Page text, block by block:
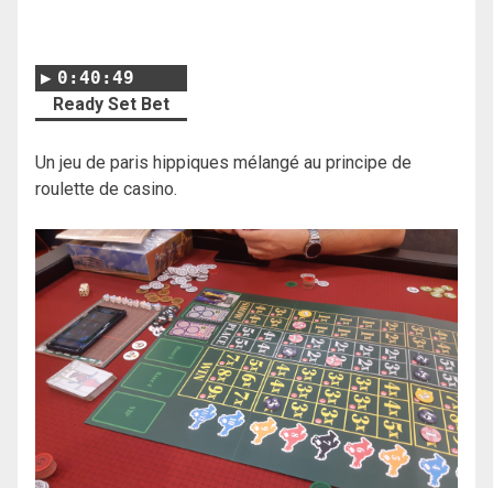
0:40:49
Ready Set Bet
Un jeu de paris hippiques mélangé au principe de
roulette de casino.